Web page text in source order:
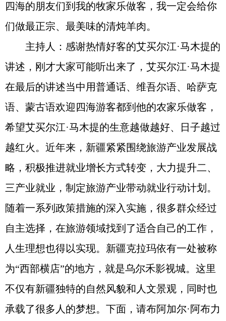
四海的朋友们到我的牧家乐做客，我一定会给你
们做最正宗、最美味的清炖羊肉。
主持人：感谢热情好客的艾买尔江·马木提的
讲述，刚才大家可能听出来了，艾买尔江·马木提
在最后的讲述当中用普通话、维吾尔语、哈萨克
语、蒙古语欢迎四海游客都到他的农家乐做客，
希望艾买尔江·马木提的生意越做越好、日子越过
越红火。近年来，新疆紧紧围绕旅游产业发展战
略，积极推进就业增长方式转变，大力提升二、
三产业就业，制定旅游产业带动就业行动计划。
随着一系列政策措施的深入实施，很多群众经过
自主选择，在旅游领域找到了适合自己的工作，
人生理想也得以实现。新疆克拉玛依有一处被称
为“西部横店”的地方，就是乌尔禾影视城。这里
不仅有新疆独特的自然风貌和人文景观，同时也
承载了很多人的梦想。下面，请布阿加尔·阿布力